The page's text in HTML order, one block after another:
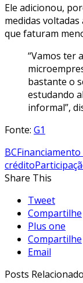
Ele adicionou,
medidas
que faturam
“Vamos ter
bastante o
estudando
informal”,
Fonte: G1
BCFinanciamento
crédito
Share This
Tweet
Compartilhe
Plus one
Compartilhe
Email
Posts